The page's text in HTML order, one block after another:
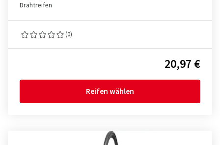
Drahtreifen
(0)
20,97 €
Reifen wählen